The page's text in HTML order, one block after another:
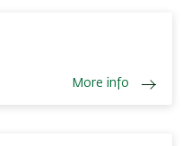
More info